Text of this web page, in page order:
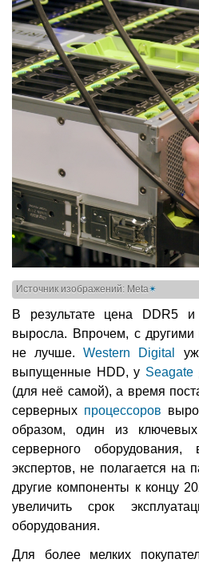
Источник изображений: Meta✴
В результате цена DDR5 и
выросла. Впрочем, с другими
не лучше.Western Digital
выпущенные HDD, у Seagate
(для неё самой), а время
серверных процессоров
образом, один из
серверного
экспертов, не полагается на
другие компоненты к концу
увеличить срок
оборудования.
Для более мелких